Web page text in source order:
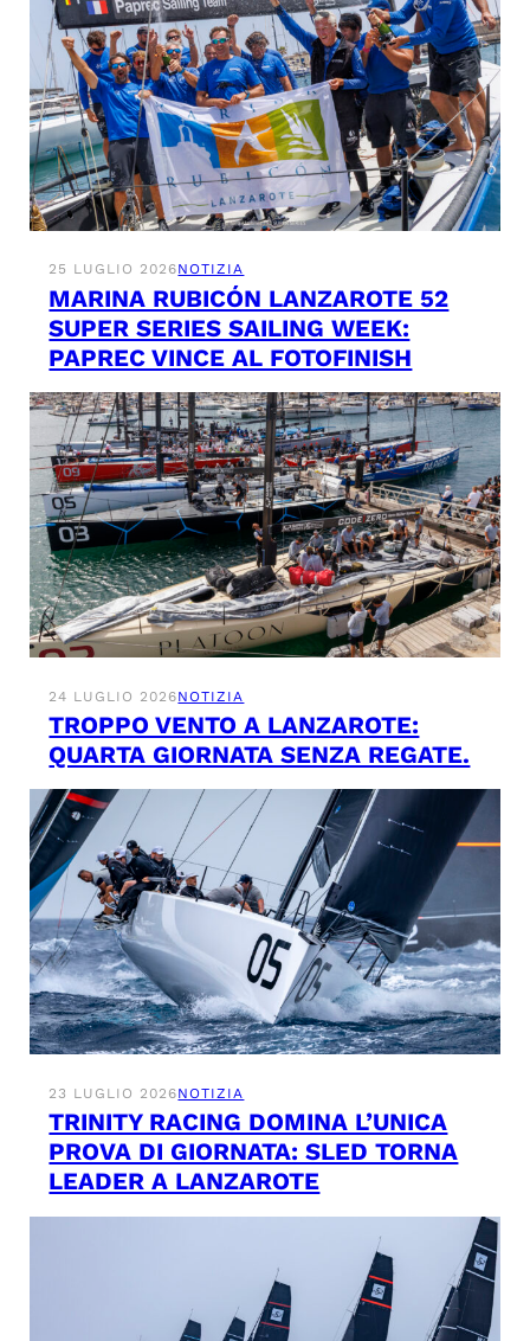
25 LUGLIO 2026NOTIZIA
MARINA RUBICÓN LANZAROTE 52
SUPER SERIES SAILING WEEK:
PAPREC VINCE AL FOTOFINISH
24 LUGLIO 2026NOTIZIA
TROPPO VENTO A LANZAROTE:
QUARTA GIORNATA SENZA REGATE.
23 LUGLIO 2026NOTIZIA
TRINITY RACING DOMINA L’UNICA
PROVA DI GIORNATA: SLED TORNA
LEADER A LANZAROTE